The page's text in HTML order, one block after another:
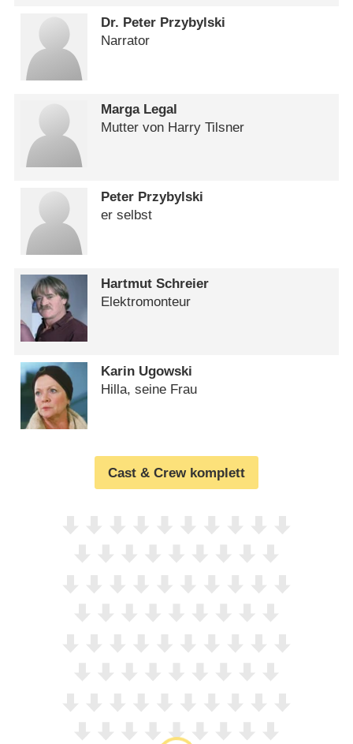
Dr. Peter Przybylski
Narrator
Marga Legal
Mutter von Harry Tilsner
Peter Przybylski
er selbst
Hartmut Schreier
Elektromonteur
Karin Ugowski
Hilla, seine Frau
Cast & Crew komplett